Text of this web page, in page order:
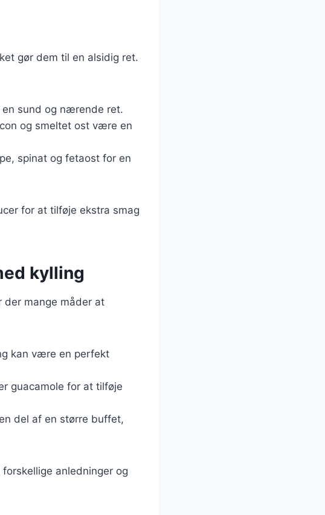
gør dem til en alsidig ret.
en sund og nærende ret.
og smeltet ost være en
spinat og fetaost for en
for at tilføje ekstra smag
kylling
der mange måder at
kan være en perfekt
guacamole for at tilføje
del af en større buffet,
anledninger og